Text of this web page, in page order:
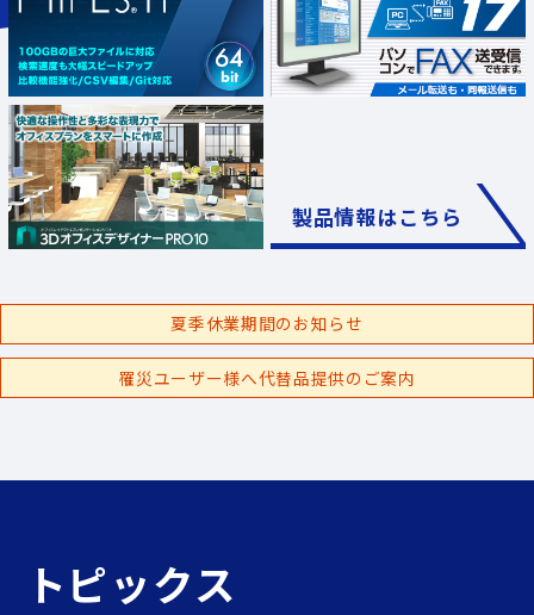
製品情報はこちら
夏季休業期間のお知らせ
罹災ユーザー様へ代替品提供のご案内
トピックス